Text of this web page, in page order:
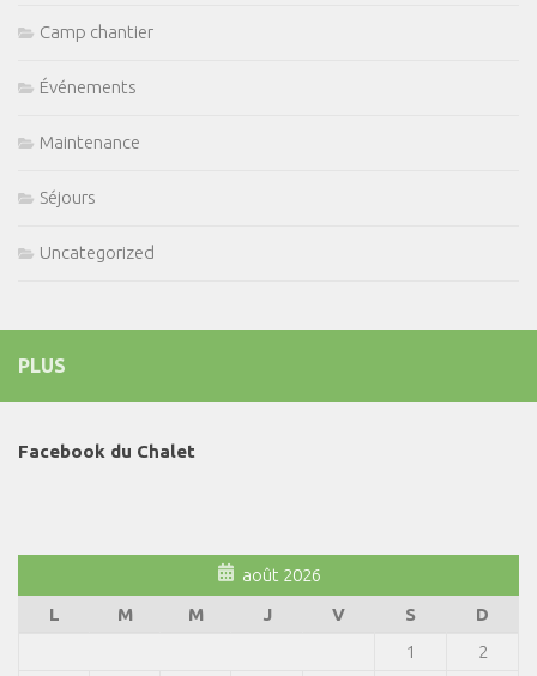
Camp chantier
Événements
Maintenance
Séjours
Uncategorized
PLUS
Facebook du Chalet
août 2026
L
M M J V S
D
1
2